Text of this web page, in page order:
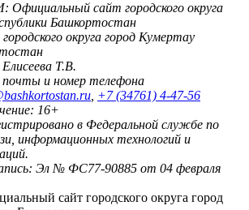
Официальный сайт городского округа
Башкортостан
округа город Кумертау
Елисеева Т.В.
почты и номер телефона
, +7 (34761) 4-47-56
16+
в Федеральной службе по
информационных технологий и
Эл № ФС77-90885 от 04 февраля
сайт городского округа город